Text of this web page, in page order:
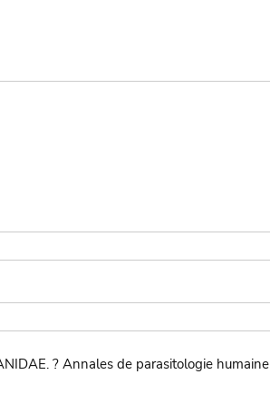
? Annales de parasitologie humaine